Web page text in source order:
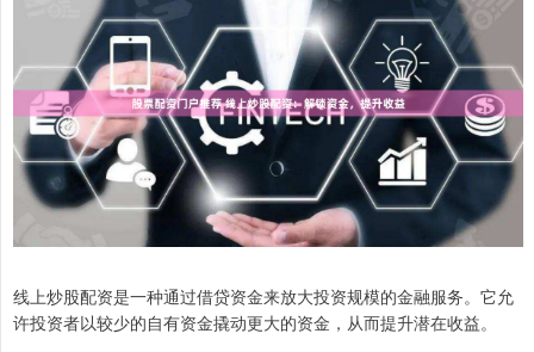
线上炒股配资是一种通过借贷资金来放大投资规模的金融服务。它允
许投资者以较少的自有资金撬动更大的资金，从而提升潜在收益。